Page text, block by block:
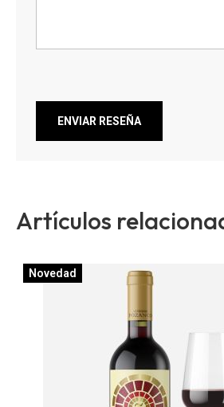
ENVIAR RESEÑA
Artículos
Novedad